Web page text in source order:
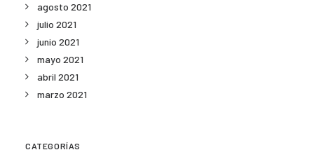
agosto 2021
julio 2021
junio 2021
mayo 2021
abril 2021
marzo 2021
CATEGORÍAS